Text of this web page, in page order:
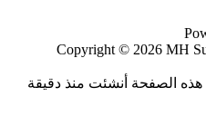
Copyright © 2026 MH
الأوقات بتوقيت جرينتش+3. هذه الصفحة أنشئت منذ دقيقة